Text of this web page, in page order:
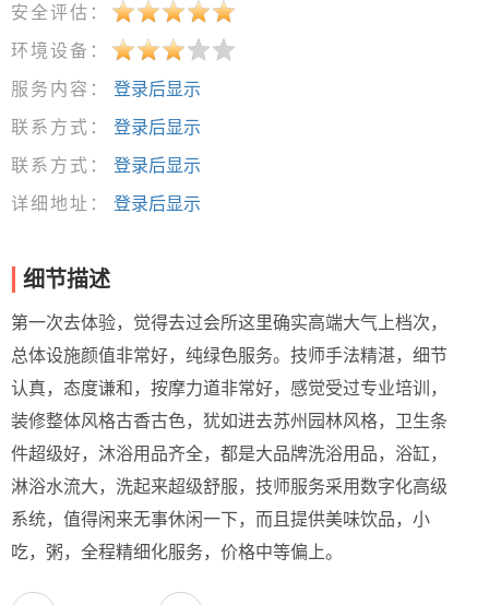
安全评估：
环境设备：
服务内容：
登录后显示
联系方式：
登录后显示
联系方式：
登录后显示
详细地址：
登录后显示
细节描述
第一次去体验，觉得去过会所这里确实高端大气上档次，
总体设施颜值非常好，纯绿色服务。技师手法精湛，细节
认真，态度谦和，按摩力道非常好，感觉受过专业培训，
装修整体风格古香古色，犹如进去苏州园林风格，卫生条
件超级好，沐浴用品齐全，都是大品牌洗浴用品，浴缸，
淋浴水流大，洗起来超级舒服，技师服务采用数字化高级
系统，值得闲来无事休闲一下，而且提供美味饮品，小
吃，粥，全程精细化服务，价格中等偏上。